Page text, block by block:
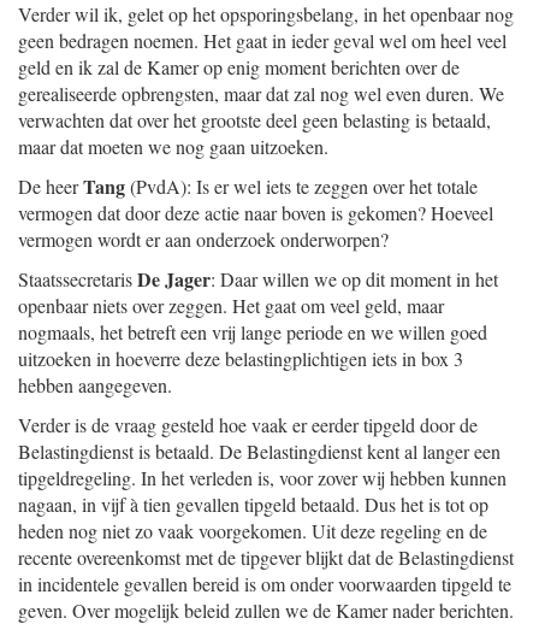
Verder wil ik, gelet op het opsporingsbelang, in het openbaar nog
geen bedragen noemen. Het gaat in ieder geval wel om heel veel
geld en ik zal de Kamer op enig moment berichten over de
gerealiseerde opbrengsten, maar dat zal nog wel even duren. We
verwachten dat over het grootste deel geen belasting is betaald,
maar dat moeten we nog gaan uitzoeken.
De heerTang(PvdA): Is er wel iets te zeggen over het totale
vermogen dat door deze actie naar boven is gekomen? Hoeveel
vermogen wordt er aan onderzoek onderworpen?
StaatssecretarisDe Jager: Daar willen we op dit moment in het
openbaar niets over zeggen. Het gaat om veel geld, maar
nogmaals, het betreft een vrij lange periode en we willen goed
uitzoeken in hoeverre deze belastingplichtigen iets in box 3
hebben aangegeven.
Verder is de vraag gesteld hoe vaak er eerder tipgeld door de
Belastingdienst is betaald. De Belastingdienst kent al langer een
tipgeldregeling. In het verleden is, voor zover wij hebben kunnen
nagaan, in vijf à tien gevallen tipgeld betaald. Dus het is tot op
heden nog niet zo vaak voorgekomen. Uit deze regeling en de
recente overeenkomst met de tipgever blijkt dat de Belastingdienst
in incidentele gevallen bereid is om onder voorwaarden tipgeld te
geven. Over mogelijk beleid zullen we de Kamer nader berichten.